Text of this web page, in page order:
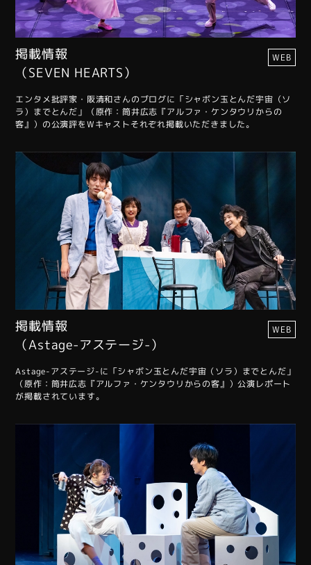
掲載情報
（SEVEN HEARTS）
WEB
エンタメ批評家・阪清和さんのブログに「シャボン玉とんだ宇宙（ソ
ラ）までとんだ」（原作：筒井広志『アルファ・ケンタウリからの
客』）の公演評をWキャストそれぞれ掲載いただきました。
掲載情報
（Astage-アステージ-）
WEB
Astage-アステージ-に「シャボン玉とんだ宇宙（ソラ）までとんだ」
（原作：筒井広志『アルファ・ケンタウリからの客』）公演レポート
が掲載されています。